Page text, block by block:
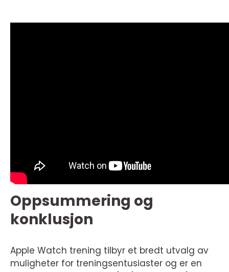
Oppsummering og
konklusjon
Apple Watch trening tilbyr et bredt utvalg av
muligheter for treningsentusiaster og er en